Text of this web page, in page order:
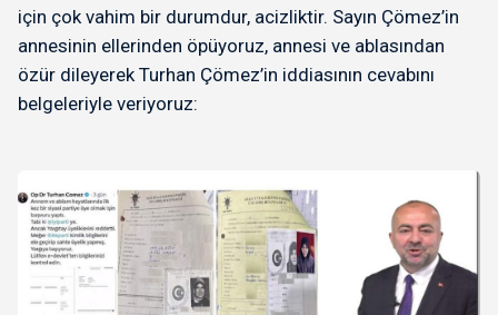
için çok vahim bir durumdur, acizliktir. Sayın Çömez’in
annesinin ellerinden öpüyoruz, annesi ve ablasından
özür dileyerek Turhan Çömez’in iddiasının cevabını
belgeleriyle veriyoruz: